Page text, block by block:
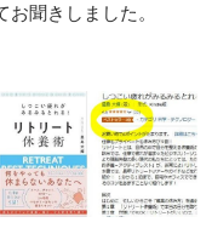
聞きしました。